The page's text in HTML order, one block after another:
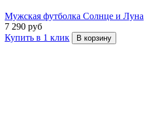
Мужская футболка Солнце и Луна
7 290 руб
Купить в 1 клик
В корзину